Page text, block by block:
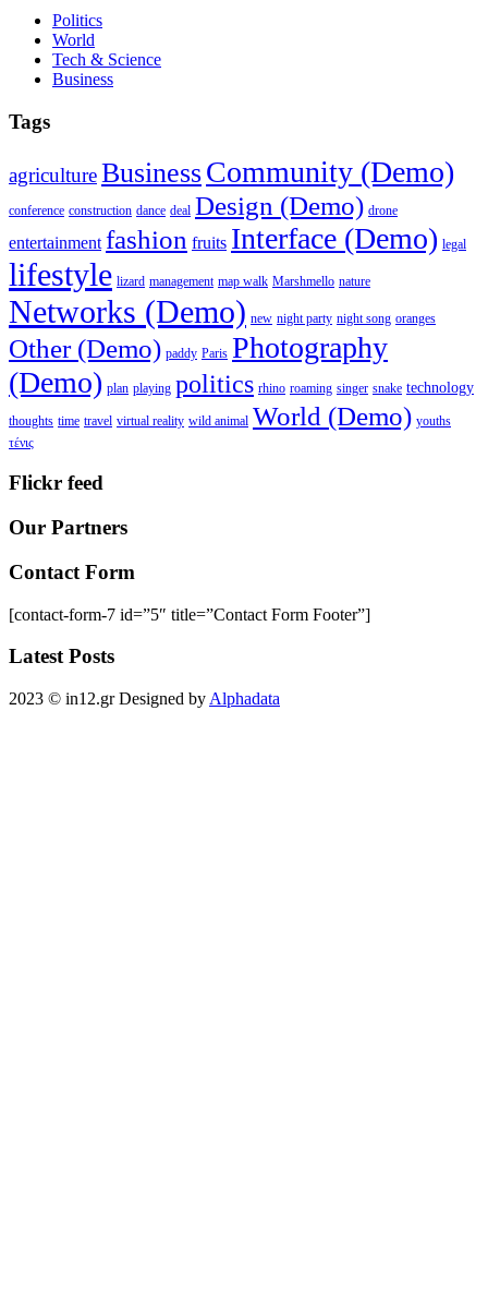
Politics
World
Tech & Science
Business
Tags
agricultureBusinessCommunity (Demo)
conference construction dance deal Design (Demo) drone
entertainment fashion fruits Interface (Demo) legal
lifestyle lizard management map walk Marshmello nature
Networks (Demo) new night party night song oranges
Other (Demo) paddy Paris Photography
(Demo) plan playing politics rhino roaming singer snake technology
thoughts time travel virtual reality wild animal World (Demo) youths
τένις
Flickr feed
Our Partners
Contact Form
[contact-form-7 id=”5″ title=”Contact Form Footer”]
Latest Posts
2023 © in12.gr Designed by Alphadata